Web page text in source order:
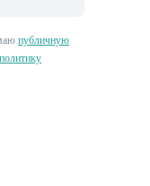
публичную
политику